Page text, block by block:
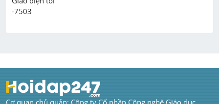
Cơ quan chủ quản: Công ty Cổ phần Công nghệ Giáo dục